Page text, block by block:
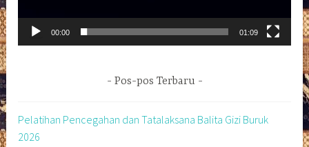
00:00 01:09
Pos-pos Terbaru
Pelatihan Pencegahan dan Tatalaksana Balita Gizi Buruk
2026